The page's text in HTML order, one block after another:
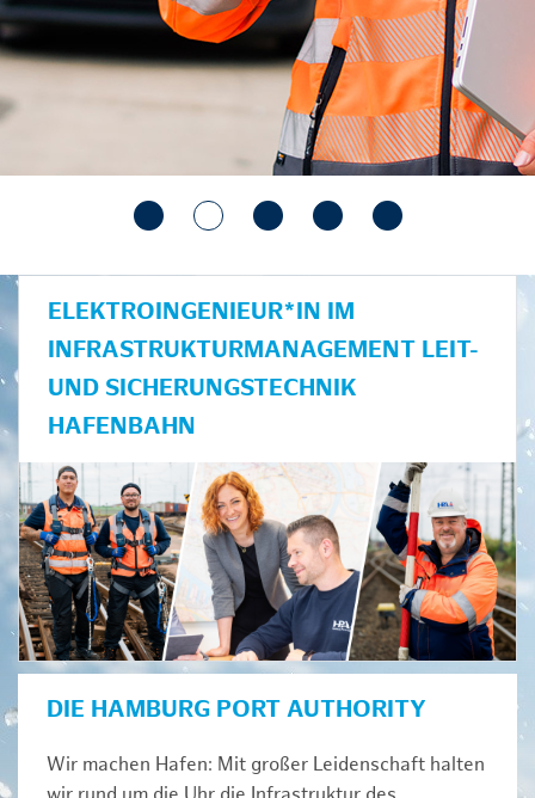
ELEKTROINGENIEUR*IN IM
INFRASTRUKTURMANAGEMENT LEIT-
UND SICHERUNGSTECHNIK
HAFENBAHN
DIE HAMBURG PORT AUTHORITY
Wir machen Hafen: Mit großer Leidenschaft halten